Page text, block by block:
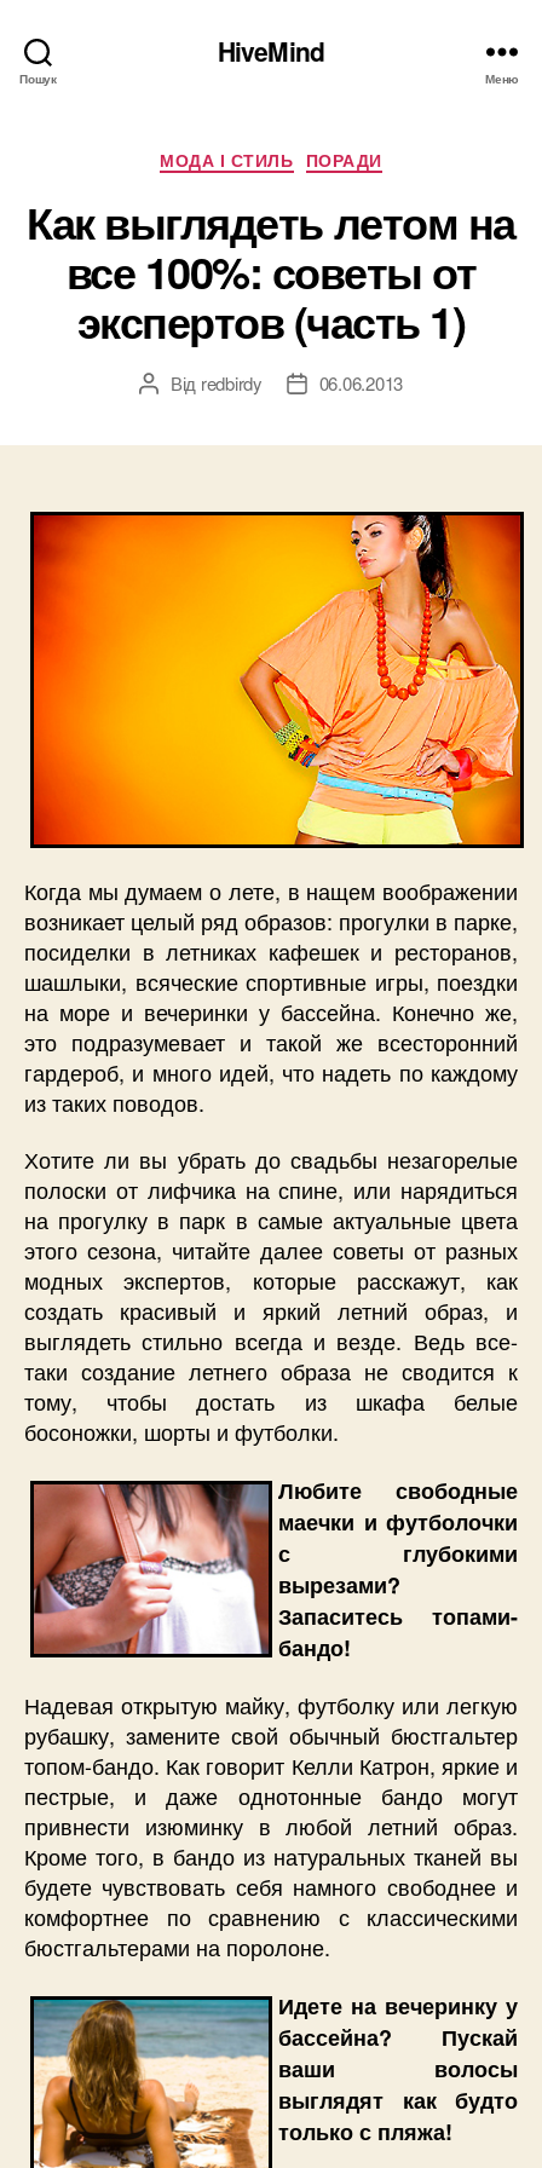
Пошук
HiveMind
Меню
Категорії
МОДА І СТИЛЬ ПОРАДИ
Как выглядеть летом на
все 100%: советы от
экспертов (часть 1)
Автор
Від redbirdy
Дата06.06.2013
Когда мы думаем о лете, в нащем воображении
возникает целый ряд образов: прогулки в парке,
посиделки в летниках кафешек и ресторанов,
шашлыки, всяческие спортивные игры, поездки
на море и вечеринки у бассейна. Конечно же,
это подразумевает и такой же всесторонний
гардероб, и много идей, что надеть по каждому
из таких поводов.
Хотите ли вы убрать до свадьбы незагорелые
полоски от лифчика на спине, или нарядиться
на прогулку в парк в самые актуальные цвета
этого сезона, читайте далее советы от разных
модных экспертов, которые расскажут, как
создать красивый и яркий летний образ, и
выглядеть стильно всегда и везде. Ведь все-
таки создание летнего образа не сводится к
тому, чтобы достать из шкафа белые
босоножки, шорты и футболки.
Любите свободные
маечки и футболочки
с глубокими
вырезами?
Запаситесь топами-
бандо!
Надевая открытую майку, футболку или легкую
рубашку, замените свой обычный бюстгальтер
топом-бандо. Как говорит Келли Катрон, яркие и
пестрые, и даже однотонные бандо могут
привнести изюминку в любой летний образ.
Кроме того, в бандо из натуральных тканей вы
будете чувствовать себя намного свободнее и
комфортнее по сравнению с классическими
бюстгальтерами на поролоне.
Идете на вечеринку у
бассейна? Пускай
ваши волосы
выглядят как будто
только с пляжа!